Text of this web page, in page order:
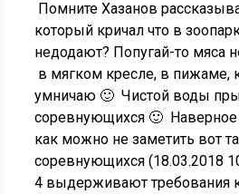
Помните Хазанов
который кричал что в
недодают? Попугай-то мяса
в мягком кресле, в пижаме,
умничаю 🙂 Чистой воды
соревнующихся 🙂
как можно не заметить вот
соревнующихся (18.03.2018
4 выдерживают требования